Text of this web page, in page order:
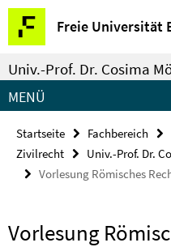
Springe
direkt
zu
Inhalt
Freie Universität
Service-
Navigation
Univ.-Prof. Dr. Cosima
MENÜ
Startseite Fachbereich
Zivilrecht
Univ.-Prof. Dr.
Vorlesung Römisches
Vorlesung